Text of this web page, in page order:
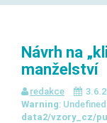
Návrh na
manželství
redakce
Warning:
data2/vzory_cz/